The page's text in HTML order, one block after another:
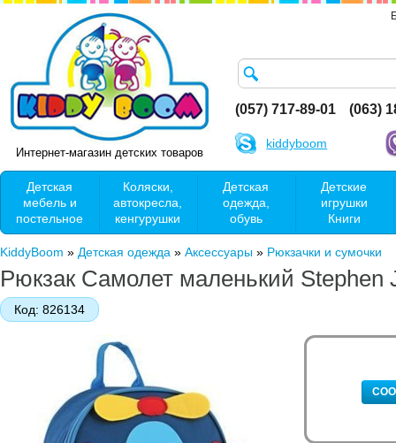
Интернет-магазин детских товаров
(057) 717-89-01 (063)
kiddyboom
Детская
мебель и
постельное
Коляски,
автокресла,
кенгурушки
Детская
одежда,
обувь
Детские
игрушки
Книги
KiddyBoom » Детская одежда » Аксессуары » Рюкзачки и сумочки
Рюкзак Самолет маленький Stephen
Код: 826134